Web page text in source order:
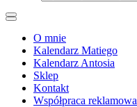
O mnie
Kalendarz Matiego
Kalendarz Antosia
Sklep
Kontakt
Współpraca reklamowa